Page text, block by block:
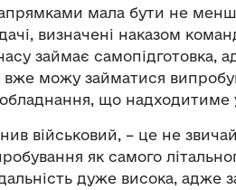
мала бути не
визначені наказом
займає самопідготовка,
вже можу займатися
що надходитиме
військовий, – це не
як самого
дуже висока, адже